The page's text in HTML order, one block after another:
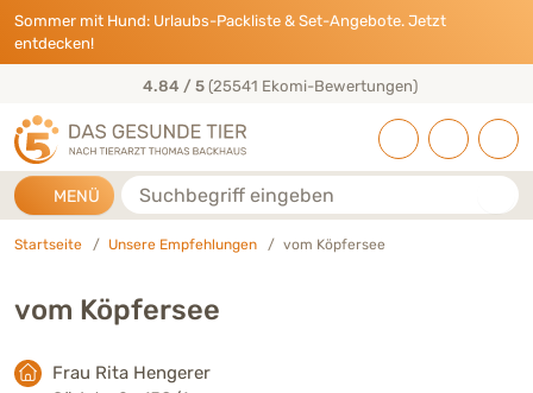
Direkt zu:
INHALT
HAUPTMENÜ
FOOTER
Sommer mit Hund: Urlaubs-Packliste & Set-Angebote. Jetzt
entdecken!
(25541 Ekomi-Bewertungen)
MENÜ Suche
Startseite Unsere Empfehlungen vom Köpfersee
vom Köpfersee
Frau Rita Hengerer